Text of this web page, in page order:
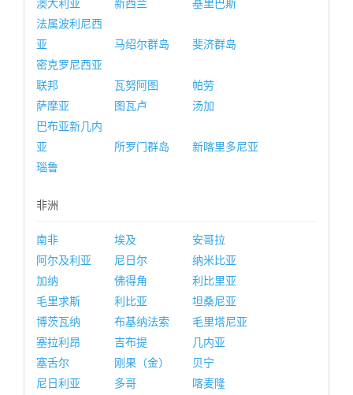
澳大利亚 新西兰
基里巴斯
法属波利尼西
亚
马绍尔群岛
斐济群岛
密克罗尼西亚
联邦
瓦努阿图
帕劳
萨摩亚
图瓦卢
汤加
巴布亚新几内
亚
所罗门群岛
新喀里多尼亚
瑙鲁
非洲
南非 埃及
安哥拉
阿尔及利亚
尼日尔
纳米比亚
加纳
佛得角
利比里亚
毛里求斯
利比亚
坦桑尼亚
博茨瓦纳
布基纳法索
毛里塔尼亚
塞拉利昂
吉布提
几内亚
塞舌尔
刚果（金）
贝宁
尼日利亚
多哥 喀麦隆